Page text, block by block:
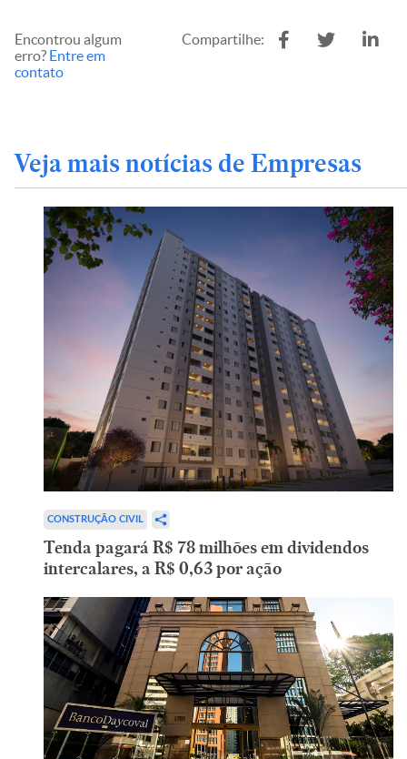
Encontrou algum
erro? Entre em
contato
Compartilhe:
Veja mais notícias de Empresas
CONSTRUÇÃO CIVIL
Tenda pagará R$ 78 milhões em dividendos
intercalares, a R$ 0,63 por ação